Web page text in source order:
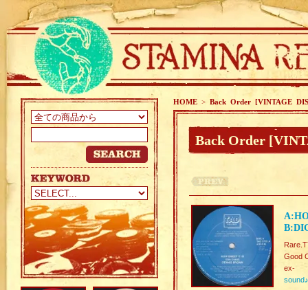
HOME > Back Order [VINTAGE
Back Order
Good
ex-
sound♪